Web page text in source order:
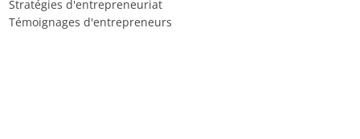
Stratégies d'entrepreneuriat
Témoignages d'entrepreneurs